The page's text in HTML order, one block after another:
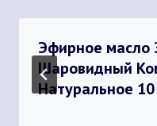
Эфирное масло
Шаровидный
Натуральное